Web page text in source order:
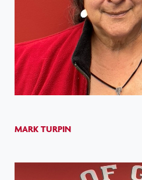
MARK TURPIN